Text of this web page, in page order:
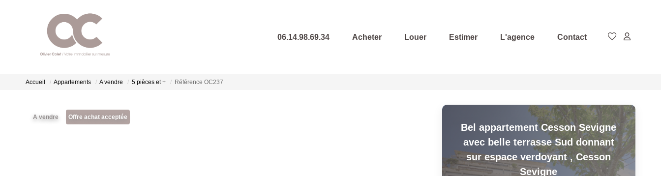
06.14.98.69.34 Acheter Louer Estimer L'agence Contact
Accueil Appartements A vendre 5 pièces et + Référence OC237
A vendre Offre achat acceptée
Bel appartement Cesson Sevigne
avec belle terrasse Sud donnant
sur espace verdoyant,Cesson
Sevigne